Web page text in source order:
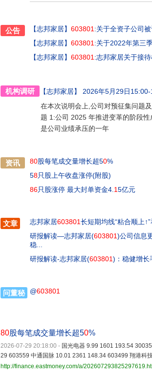
公告 【志邦家居】 603801 :关于全资子公司
【志邦家居】 603801 :关于2022年第三
【志邦家居】 603801 :志邦家居关于接
机构调研 【志邦家居】
2026年5月29日
在本次说明会上,公司对预征集问题
题 1:公司 2025 年推进变革的阶段
是公司业绩承压的一年
资讯 80股每笔成交量增长超50%
58只股上午收盘涨停(附股)
86只股涨停 最大封单资金4. 15亿元
文章 志邦家居603801长短期均线“粘合顺上
研报解读—志邦家居(603801)公司信息
稳...
研报解读-志邦家居(603801)：稳健增长
问董秘 @603801
80股每笔成交量增长超50%
2026-07-29 20:18:00 - 国光电器 9.99 1601 193.54
29 603559 中通国脉 10.01 2361 148.34 603499 翔港科
http://finance.eastmoney.com/a/